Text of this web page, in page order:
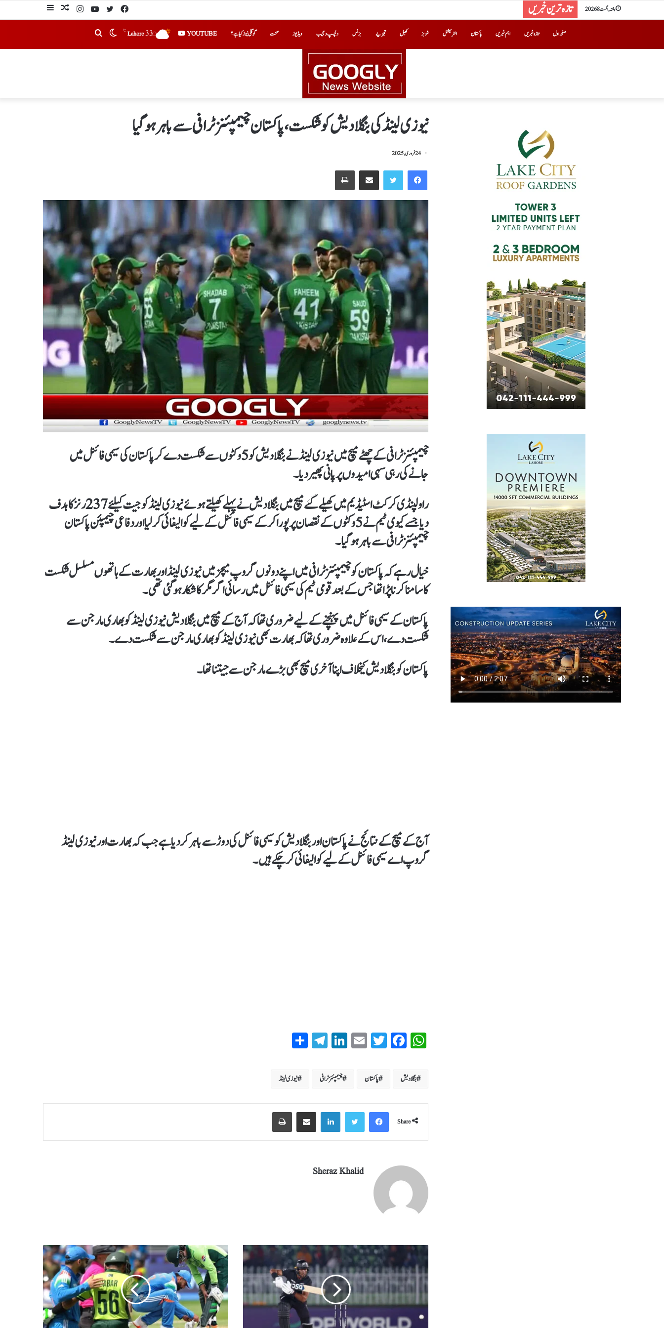
ہفتہ, اگست 8 2026 تازہ ترین خبریں
صفحہ اول تازہ خبریں اہم خبریں پاکستان انٹرنیشنل شوبز کھیل تجزیے بزنس دلچسپ و عجیب ویڈیوز صحت گوگلی نیوز کیا ہے؟ YOUTUBE
Lahore33
℃
نیوزی لینڈکی بنگلادیش کو شکست،پاکستان چیمپئنز ٹرافی سے باہر ہوگیا
24 فروری, 2025
چیمپئنز ٹرافی کے چھٹے میچ میں نیوزی لینڈ نےبنگلادیش کو 5 وکٹوں سے شکست دے کر پاکستان کی سیمی فائنل میں
جانےکی رہی سہی امیدوں پر پانی پھیر دیا۔
راولپنڈی کرکٹ اسٹیڈیم میں کھیلےگئےمیچ میں بنگلادیش نےپہلےکھیلتے ہوئے نیوزی لینڈ کوجیت کیلئے237 رنز کا ہدف
دیا جسے کیوی ٹیم نے5 وکٹوں کے نقصان پر پورا کرکے سیمی فائنل کے لیے کوالیفائی کرلیا اور دفاعی چیمپئن پاکستان
چیمپئنز ٹرافی سے باہر ہوگیا۔
خیال رہے کہ پاکستان کو چیمپئنز ٹرافی میں اپنے دونوں گروپ میچز میں نیوزی لینڈ اور بھارت کے ہاتھوں مسلسل شکست
کا سامنا کرنا پڑا تھا جس کے بعد قومی ٹیم کی سیمی فائنل میں رسائی اگر مگر کا شکار ہوگئی تھی۔
پاکستان کے سیمی فائنل میں پہنچنے کے لیے ضروری تھا کہ آج کے میچ میں بنگلادیش نیوزی لینڈ کو بھاری مارجن سے
شکست دے، اس کے علاوہ ضروری تھا کہ بھارت بھی نیوزی لینڈ کو بھاری مارجن سے شکست دے۔
پاکستان کو بنگلادیش کیخلاف اپنا آخری میچ بھی بڑے مارجن سے جیتنا تھا۔
آج کے میچ کے نتائج نے پاکستان اور بنگلادیش کو سیمی فائنل کی دوڑ سے باہر کردیا ہے جب کہ بھارت اور نیوزی لینڈ
گروپ اے سیمی فائنل کے لیے کوالیفائی کرچکے ہیں۔
W
ha
ts
A
pp
Fa
ce
bo
ok
T
wi
tte
r
E
m
ail
Li
nk
ed
In
T
el
eg
ra
m
re بنگلادیش پاکستان چیمپئنز ٹرافی نیوزی لینڈ
Share
Sheraz Khalid